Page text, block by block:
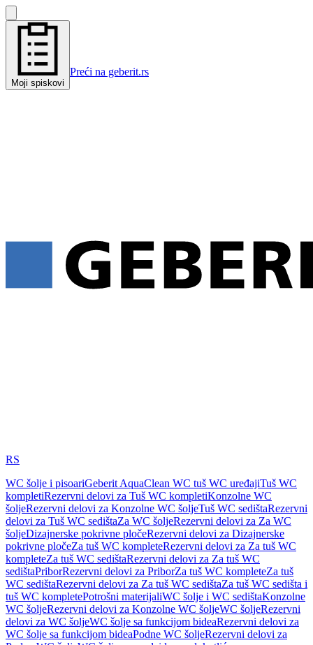
Moji spiskovi
Preći na geberit.rs
RS
WC šolje i pisoariGeberit AquaClean WC tuš WC uređajiTuš WC
kompletiRezervni delovi za Tuš WC kompletiKonzolne WC
šoljeRezervni delovi za Konzolne WC šoljeTuš WC sedištaRezervni
delovi za Tuš WC sedištaZa WC šoljeRezervni delovi za Za WC
šoljeDizajnerske pokrivne pločeRezervni delovi za Dizajnerske
pokrivne pločeZa tuš WC kompleteRezervni delovi za Za tuš WC
kompleteZa tuš WC sedištaRezervni delovi za Za tuš WC
sedištaPriborRezervni delovi za PriborZa tuš WC kompleteZa tuš
WC sedištaRezervni delovi za Za tuš WC sedištaZa tuš WC sedišta i
tuš WC kompletePotrošni materijaliWC šolje i WC sedištaKonzolne
WC šoljeRezervni delovi za Konzolne WC šoljeWC šoljeRezervni
delovi za WC šoljeWC šolje sa funkcijom bideaRezervni delovi za
WC šolje sa funkcijom bideaPodne WC šoljeRezervni delovi za